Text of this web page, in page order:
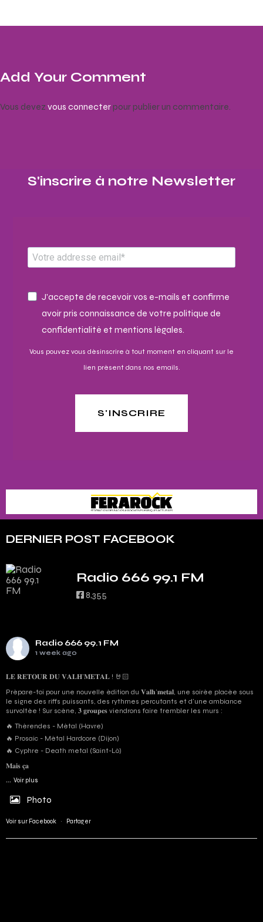
Add Your Comment
Vous devez vous connecter pour publier un commentaire.
S'inscrire à notre Newsletter​
J'accepte de recevoir vos e-mails et confirme
avoir pris connaissance de votre politique de
confidentialité et mentions légales.
Vous pouvez vous désinscrire à tout moment en cliquant sur le
lien présent dans nos emails.
S'INSCRIRE
DERNIER POST FACEBOOK
Radio 666 99.1 FM
8,355
Radio 666 99.1 FM
1 week ago
𝐋𝐄 𝐑𝐄𝐓𝐎𝐔𝐑 𝐃𝐔 𝐕𝐀𝐋𝐇’𝐌𝐄𝐓𝐀𝐋 ! 🤘🏻
Prépare-toi pour une nouvelle édition du 𝐕𝐚𝐥𝐡’𝐦𝐞𝐭𝐚𝐥, une soirée placée sous
le signe des riffs puissants, des rythmes percutants et d'une ambiance
survoltée ! Sur scène, 𝟑 𝐠𝐫𝐨𝐮𝐩𝐞𝐬 viendrons faire trembler les murs :
🔥 Thérendes - Métal (Havre)
🔥 Prosaic - Métal Hardcore (Dijon)
🔥 Cyphre - Death metal (Saint-Lô)
𝐌𝐚𝐢𝐬 𝐜̧𝐚
... Voir plus
Photo
Voir sur Facebook · Partager